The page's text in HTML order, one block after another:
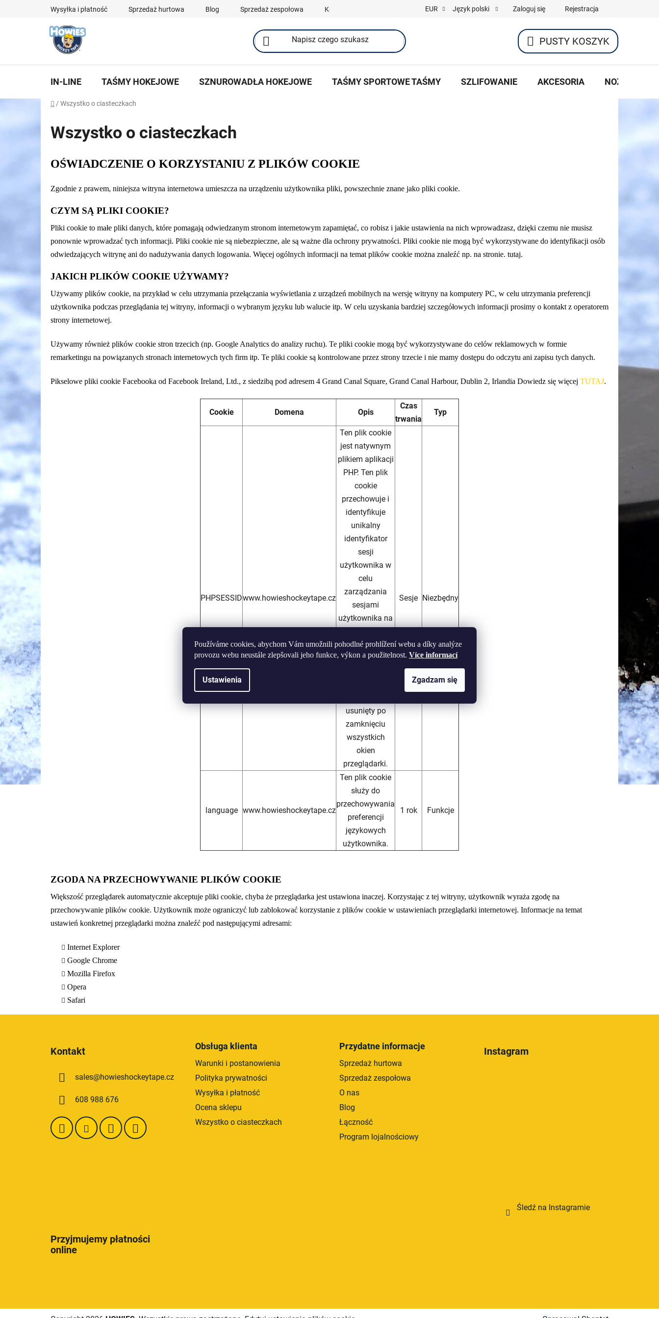
Používáme cookies, abychom Vám umožnili pohodlné prohlížení webu a díky analýze
provozu webu neustále zlepšovali jeho funkce, výkon a použitelnost. Více informací
Ustawienia Zgadzam się
Wysyłka i płatność Sprzedaż hurtowa Blog Sprzedaż zespołowa Kontakty EUR Język polski Zaloguj się Rejestracja
KOSZYK
PUSTY KOSZYK
IN-LINE TAŚMY HOKEJOWE SZNUROWADŁA HOKEJOWE TAŚMY SPORTOWE TAŚMY SZLIFOWANIE AKCESORIA NOŻE
Home
/ Wszystko o ciasteczkach
Wszystko o ciasteczkach
OŚWIADCZENIE O KORZYSTANIU Z PLIKÓW COOKIE
Zgodnie z prawem, niniejsza witryna internetowa umieszcza na urządzeniu użytkownika pliki, powszechnie znane jako pliki cookie.
CZYM SĄ PLIKI COOKIE?
Pliki cookie to małe pliki danych, które pomagają odwiedzanym stronom internetowym zapamiętać, co robisz i jakie ustawienia na nich wprowadzasz, dzięki czemu nie musisz
ponownie wprowadzać tych informacji. Pliki cookie nie są niebezpieczne, ale są ważne dla ochrony prywatności. Pliki cookie nie mogą być wykorzystywane do identyfikacji osób
odwiedzających witrynę ani do nadużywania danych logowania. Więcej ogólnych informacji na temat plików cookie można znaleźć np. na stronie. tutaj.
JAKICH PLIKÓW COOKIE UŻYWAMY?
Używamy plików cookie, na przykład w celu utrzymania przełączania wyświetlania z urządzeń mobilnych na wersję witryny na komputery PC, w celu utrzymania preferencji
użytkownika podczas przeglądania tej witryny, informacji o wybranym języku lub walucie itp. W celu uzyskania bardziej szczegółowych informacji prosimy o kontakt z operatorem
strony internetowej.
Używamy również plików cookie stron trzecich (np. Google Analytics do analizy ruchu). Te pliki cookie mogą być wykorzystywane do celów reklamowych w formie
remarketingu na powiązanych stronach internetowych tych firm itp. Te pliki cookie są kontrolowane przez strony trzecie i nie mamy dostępu do odczytu ani zapisu tych danych.
Pikselowe pliki cookie Facebooka od Facebook Ireland, Ltd., z siedzibą pod adresem 4 Grand Canal Square, Grand Canal Harbour, Dublin 2, Irlandia Dowiedz się więcej TUTAJ.
Cookie Domena Opis
Czas
trwania
Typ
PHPSESSIDwww.howieshockeytape.cz
Ten plik cookie
jest natywnym
plikiem aplikacji
PHP. Ten plik
cookie
przechowuje i
identyfikuje
unikalny
identyfikator
sesji
użytkownika w
celu
zarządzania
sesjami
użytkownika na
internetowej.
Ten plik cookie
usunięty po
zamknięciu
wszystkich
okien
przeglądarki.
Sesje Niezbędny
language www.howieshockeytape.cz
Ten plik cookie
służy do
przechowywania
preferencji
językowych
użytkownika.
1 rok Funkcje
ZGODA NA PRZECHOWYWANIE PLIKÓW COOKIE
Większość przeglądarek automatycznie akceptuje pliki cookie, chyba że przeglądarka jest ustawiona inaczej. Korzystając z tej witryny, użytkownik wyraża zgodę na
przechowywanie plików cookie. Użytkownik może ograniczyć lub zablokować korzystanie z plików cookie w ustawieniach przeglądarki internetowej. Informacje na temat
ustawień konkretnej przeglądarki można znaleźć pod następującymi adresami:
Internet Explorer
Google Chrome
Mozilla Firefox
Opera
Safari
Kontakt
sales@howieshockeytape.cz
608 988 676
Obsługa klienta
Warunki i postanowienia
Polityka prywatności
Wysyłka i płatność
Ocena sklepu
Wszystko o ciasteczkach
Przydatne informacje
Sprzedaż hurtowa
Sprzedaż zespołowa
O nas
Blog
Łączność
Program lojalnościowy
Instagram
Śledź na Instagramie
Przyjmujemy płatności
online